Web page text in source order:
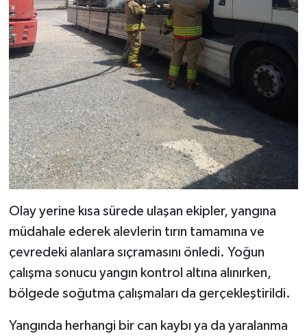
Olay yerine kısa sürede ulaşan ekipler, yangına
müdahale ederek alevlerin tırın tamamına ve
çevredeki alanlara sıçramasını önledi. Yoğun
çalışma sonucu yangın kontrol altına alınırken,
bölgede soğutma çalışmaları da gerçekleştirildi.
Yangında herhangi bir can kaybı ya da yaralanma